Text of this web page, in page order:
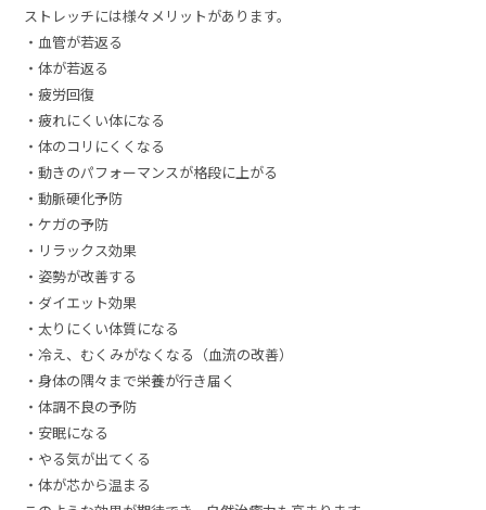
ストレッチには様々メリットがあります。
・血管が若返る
・体が若返る
・疲労回復
・疲れにくい体になる
・体のコリにくくなる
・動きのパフォーマンスが格段に上がる
・動脈硬化予防
・ケガの予防
・リラックス効果
・姿勢が改善する
・ダイエット効果
・太りにくい体質になる
・冷え、むくみがなくなる（血流の改善）
・身体の隅々まで栄養が行き届く
・体調不良の予防
・安眠になる
・やる気が出てくる
・体が芯から温まる